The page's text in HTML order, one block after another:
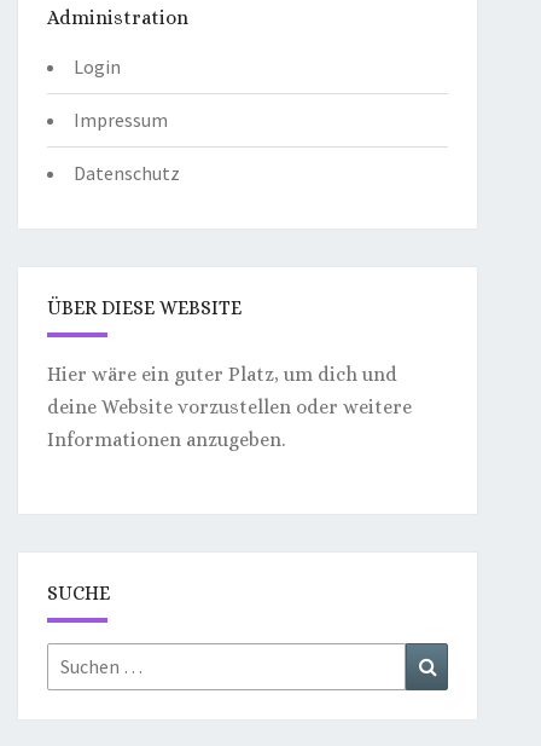
Administration
Login
Impressum
Datenschutz
ÜBER DIESE WEBSITE
Hier wäre ein guter Platz, um dich und
deine Website vorzustellen oder weitere
Informationen anzugeben.
SUCHE
Suchen
nach: